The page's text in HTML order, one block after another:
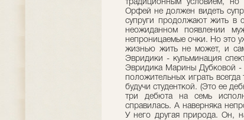
традиционным условием,
Орфей не должен видеть
супруги продолжают жить в
неожиданном появлении
непроницаемые очки. Но это
жизнью жить не может, и
Эвридики - кульминация
Эвридика Марины Дубковой -
положительных играть
будучи студенткой. (Это ее
три дебюта на семь
справилась. А наверняка
У него другая природа. Он,